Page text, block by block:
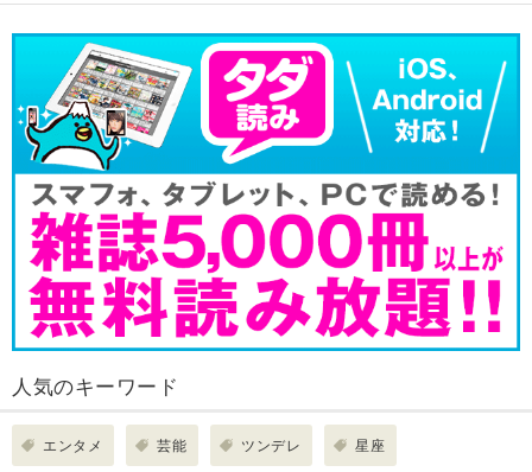
人気のキーワード
エンタメ 芸能 ツンデレ 星座